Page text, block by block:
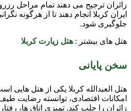
زائران ترجیح می دهند تمام مراحل
ایران کربلا انجام دهند تا از هرگونه
جلوگیری شود.
هتل های بیشتر : هتل زیارت کربلا
سخن پایانی
هتل العبدالله کربلا یکی از هتل هایی
امکانات اقتصادی، توانسته رضایت
زائران را جلب کند. تمیزی اتاق ها،